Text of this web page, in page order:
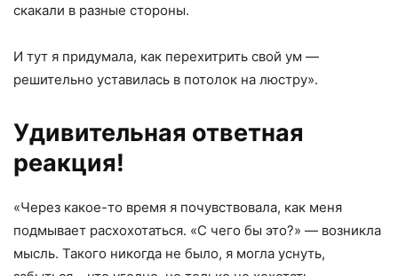
скакали в разные стороны.
И тут я придумала, как перехитрить свой ум —
решительно уставилась в потолок на люстру».
Удивительная ответная
реакция!
«Через какое-то время я почувствовала, как меня
подмывает расхохотаться. «С чего бы это?» — возникла
мысль. Такого никогда не было, я могла уснуть,